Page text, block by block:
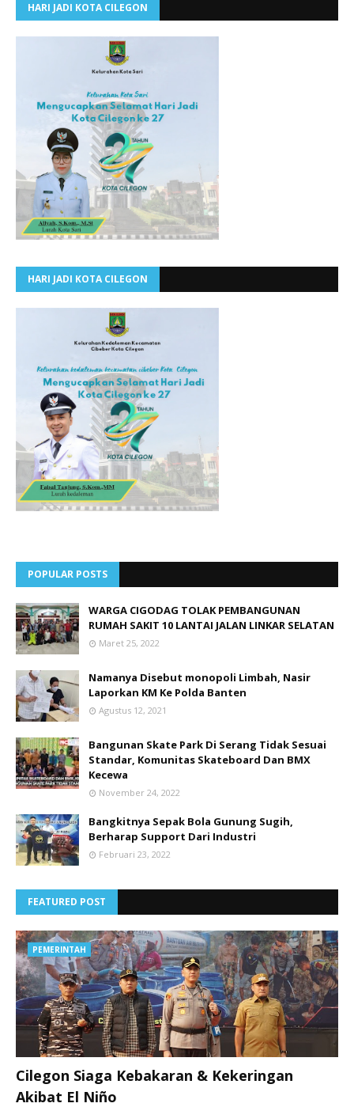
HARI JADI KOTA CILEGON
HARI JADI KOTA CILEGON
POPULAR POSTS
WARGA CIGODAG TOLAK PEMBANGUNAN
RUMAH SAKIT 10 LANTAI JALAN LINKAR SELATAN
Maret 25, 2022
Namanya Disebut monopoli Limbah, Nasir
Laporkan KM Ke Polda Banten
Agustus 12, 2021
Bangunan Skate Park Di Serang Tidak Sesuai
Standar, Komunitas Skateboard Dan BMX
Kecewa
November 24, 2022
Bangkitnya Sepak Bola Gunung Sugih,
Berharap Support Dari Industri
Februari 23, 2022
FEATURED POST
PEMERINTAH
Cilegon Siaga Kebakaran & Kekeringan
Akibat El Niño